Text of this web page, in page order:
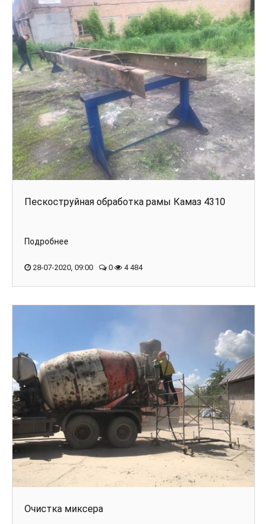
Пескоструйная обработка рамы Камаз 4310
Подробнее
28-07-2020, 09:00 0 4 484
Очистка миксера